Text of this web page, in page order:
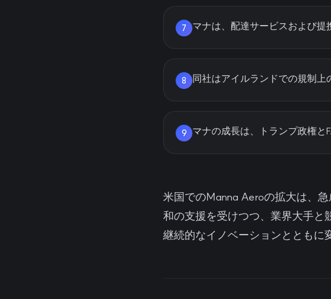
7 マナは、配達サービスおよび提
8 同社はアイルランドでの規制上
9 マナの成長は、トランプ政権と
米国でのManna Aeroの拡大は、
和の支援を受けつつ、業界大手と
継続的なイノベーションとともに